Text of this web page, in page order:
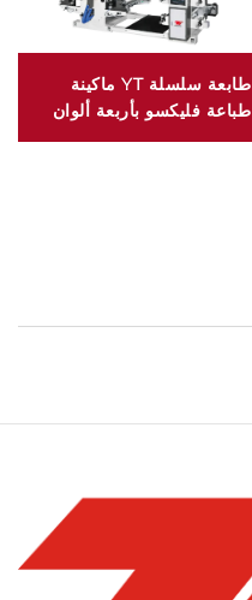
طابعة سلسلة YT ماكينة
طباعة فليكسو بأربعة ألوان